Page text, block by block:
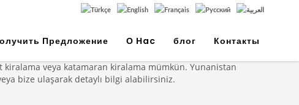
Предложение О Нac блог Контакты
kiralama veya katamaran kiralama mümkün. Yunanistan
bize ulaşarak detaylı bilgi alabilirsiniz.